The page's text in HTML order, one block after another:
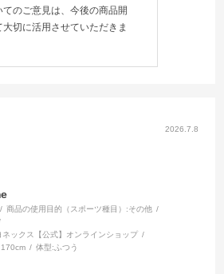
のご意見は、今後の商品開
切に活用させていただきま
2026.7.8
商品の使用目的（スポーツ種目）:その他
ネックス【公式】オンラインショップ
体型: ふつう